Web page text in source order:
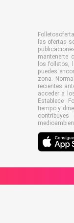
las ofertas
mantenerte
los folletos,
puedes
zona.
recientes
acceder a
Establece
tiempo y